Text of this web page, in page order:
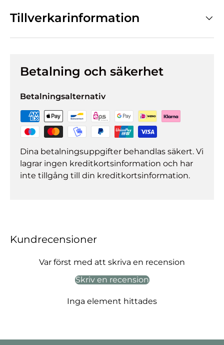
Tillverkarinformation
Betalning och säkerhet
Betalningsalternativ
Dina betalningsuppgifter behandlas säkert. Vi
lagrar ingen kreditkortsinformation och har
inte tillgång till din kreditkortsinformation.
Kundrecensioner
Var först med att skriva en recension
Skriv en recension
Inga element hittades